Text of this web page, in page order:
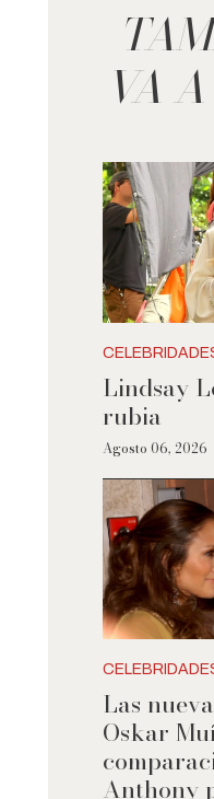
VA
Lindsay
rubia
Agosto 06, 2026
Las
Oskar
Anthony